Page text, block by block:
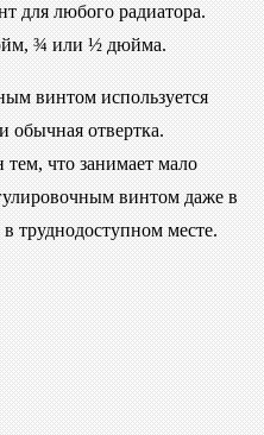
для любого радиатора.
¾ или ½ дюйма.
винтом используется
обычная отвертка.
что занимает мало
винтом даже в
труднодоступном месте.